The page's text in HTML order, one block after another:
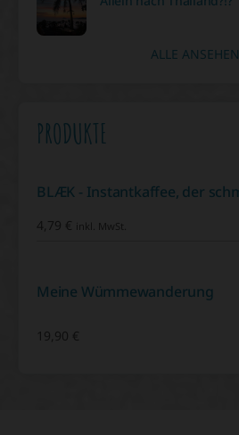
ALLE ANSEHEN
PRODUKTE
BLÆK - Instantkaffee, der
4,79 € inkl. MwSt.
Meine Wümmewanderung
19,90 €